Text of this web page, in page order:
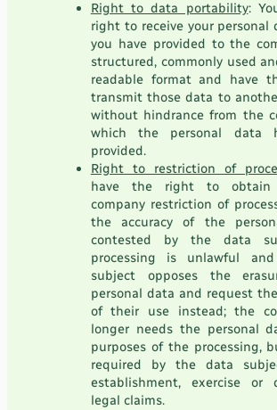
Right to data portability:
right to receive your personal
you have provided to the
structured, commonly used
readable format and have
transmit those data to
without hindrance from the
which the personal data
provided.
Right to restriction of
have the right to
company restriction of
the accuracy of the
contested by the data
processing is unlawful
subject opposes the
personal data and request
of their use instead; the
longer needs the personal
purposes of the processing,
required by the data
establishment, exercise or
legal claims.